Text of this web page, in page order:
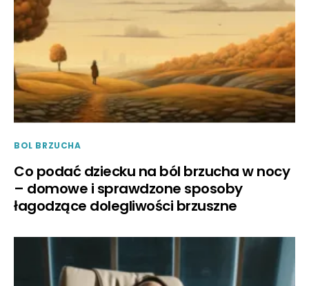
BOL BRZUCHA
Co podać dziecku na ból brzucha w nocy
– domowe i sprawdzone sposoby
łagodzące dolegliwości brzuszne